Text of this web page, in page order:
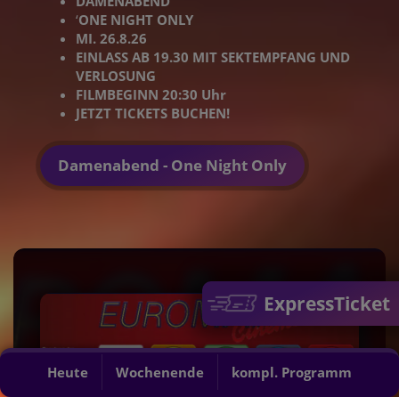
Heute Wochenende kompl. Programm
ExpressTicket
‘ONE NIGHT ONLY
MI. 26.8.26
EINLASS AB 19.30 MIT SEKTEMPFANG UND
VERLOSUNG
FILMBEGINN 20:30 Uhr
JETZT TICKETS BUCHEN!
Damenabend - One Night Only